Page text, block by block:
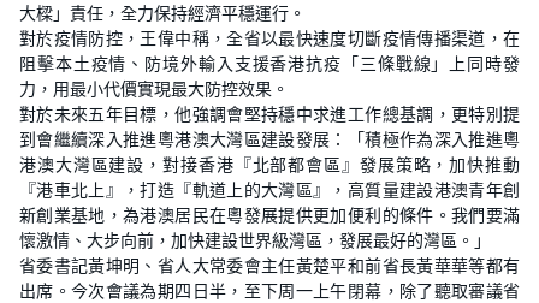
大樑」責任，全力保持經濟平穩運行。
對於疫情防控，王偉中稱，全省以最快速度切斷疫情傳播渠道，在
阻擊本土疫情、防境外輸入支援香港抗疫「三條戰線」上同時發
力，用最小代價實現最大防控效果。
對於未來五年目標，他強調會堅持穩中求進工作總基調，更特別提
到會繼續深入推進粵港澳大灣區建設發展：「積極作為深入推進粵
港澳大灣區建設，對接香港『北部都會區』發展策略，加快推動
『港車北上』，打造『軌道上的大灣區』，高質量建設港澳青年創
新創業基地，為港澳居民在粵發展提供更加便利的條件。我們要滿
懷激情、大步向前，加快建設世界級灣區，發展最好的灣區。」
省委書記黃坤明、省人大常委會主任黃楚平和前省長黃華華等都有
出席。今次會議為期四日半，至下周一上午閉幕，除了聽取審議省